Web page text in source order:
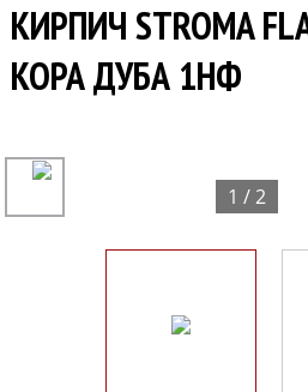
КИРПИЧ STROMA
КОРА ДУБА 1НФ
1 / 2